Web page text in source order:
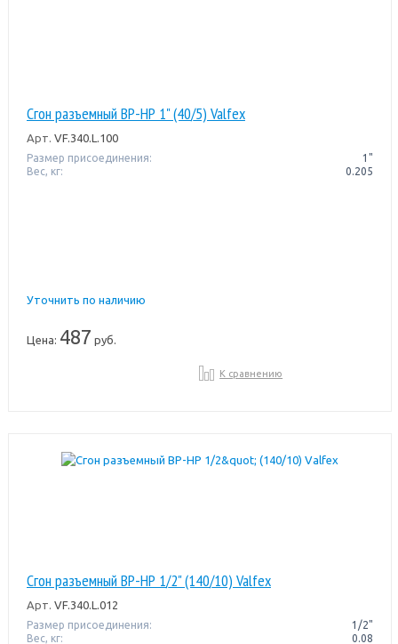
Сгон разъемный ВР-НР 1" (40/5) Valfex
Арт. VF.340.L.100
Размер присоединения:
1"
Вес, кг:
0.205
Уточнить по наличию
Цена: 487 руб.
К сравнению
Сгон разъемный ВР-НР 1/2" (140/10) Valfex
Арт. VF.340.L.012
Размер присоединения:
1/2"
Вес, кг:
0.08